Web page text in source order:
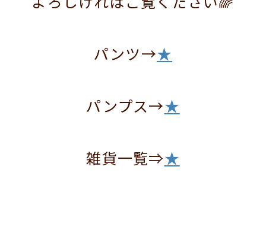
パンツ→★
パンプス→★
雑貨一覧⇒★